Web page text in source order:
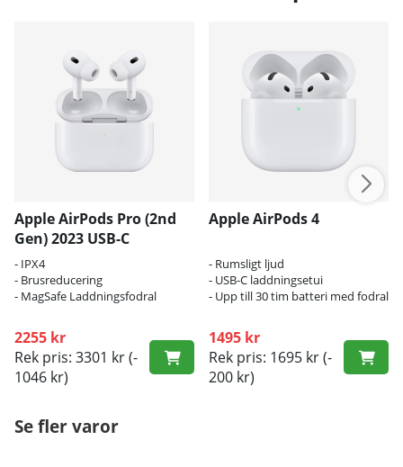
Apple AirPods Pro (2nd
Gen) 2023 USB-C
- IPX4
- Brusreducering
- MagSafe Laddningsfodral
2255 kr
Rek pris: 3301 kr(-
1046 kr)
Apple AirPods 4
- Rumsligt ljud
- USB-C laddningsetui
- Upp till 30 tim batteri med fodral
1495 kr
Rek pris: 1695 kr(-
200 kr)
Se fler varor